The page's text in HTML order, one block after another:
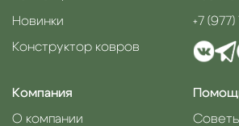
Новинки
Конструктор ковров
Компания
О компании
+7